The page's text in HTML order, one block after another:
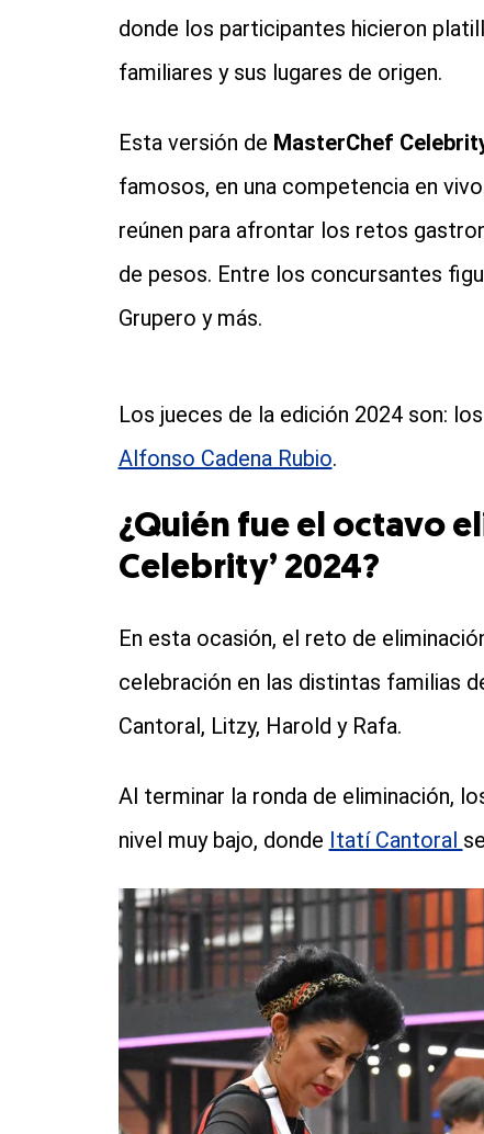
donde los participantes hicieron
familiares y sus lugares de origen.
Esta versión de MasterChef
famosos, en una competencia en
reúnen para afrontar los retos
de pesos. Entre los concursantes
Grupero y más.
Los jueces de la edición 2024 son:
Alfonso Cadena Rubio.
¿Quién fue el octavo
Celebrity’ 2024?
En esta ocasión, el reto de
celebración en las distintas familias
Cantoral, Litzy, Harold y Rafa.
Al terminar la ronda de eliminación,
nivel muy bajo, donde Itatí Cantoral